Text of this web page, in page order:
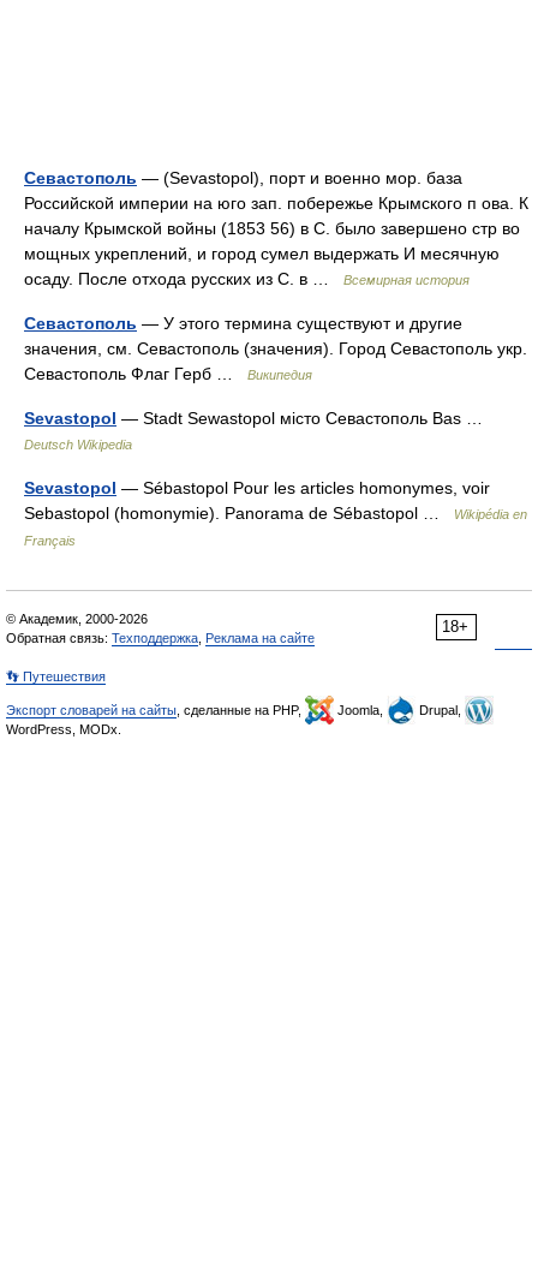
Севастополь — (Sevastopol), порт и военно мор. база
Российской империи на юго зап. побережье Крымского п ова. К
началу Крымской войны (1853 56) в С. было завершено стр во
мощных укреплений, и город сумел выдержать И месячную
осаду. После отхода русских из С. в …
Всемирная история
Севастополь — У этого термина существуют и другие
значения, см. Севастополь (значения). Город Севастополь укр.
Севастополь Флаг Герб …
Википедия
Sevastopol — Stadt Sewastopol місто Севастополь Bas …
Deutsch Wikipedia
Sevastopol — Sébastopol Pour les articles homonymes, voir
Sebastopol (homonymie). Panorama de Sébastopol …
Wikipédia en
Français
18+
© Академик, 2000-2026
Обратная связь: Техподдержка Реклама на сайте
👣 Путешествия
Экспорт словарей на сайты , сделанные на PHP, Joomla,
Drupal,
WordPress, MODx.